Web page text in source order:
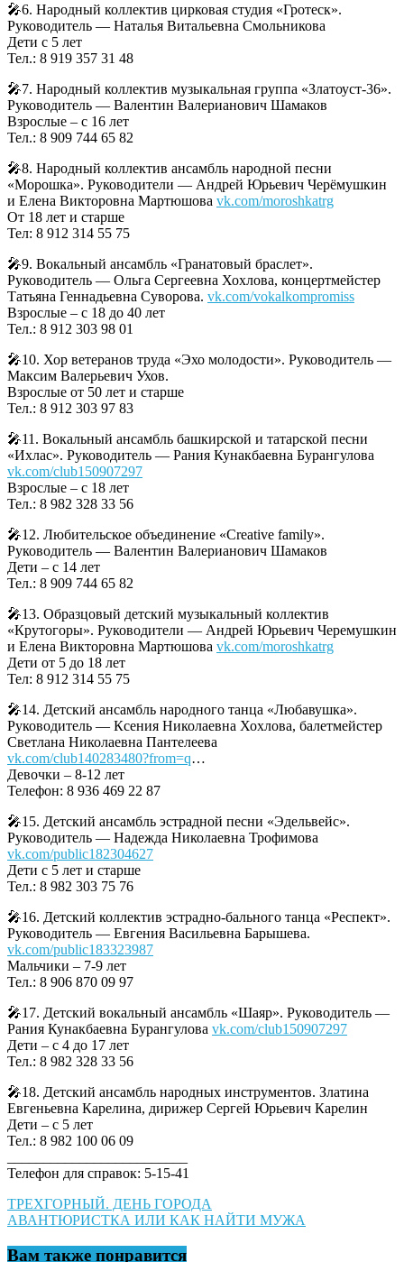
🎤6. Народный коллектив цирковая студия «Гротеск».
Руководитель — Наталья Витальевна Смольникова
Дети с 5 лет
Тел.: 8 919 357 31 48
🎤7. Народный коллектив музыкальная группа «Златоуст-36».
Руководитель — Валентин Валерианович Шамаков
Взрослые – с 16 лет
Тел.: 8 909 744 65 82
🎤8. Народный коллектив ансамбль народной песни
«Морошка». Руководители — Андрей Юрьевич Черёмушкин
и Елена Викторовна Мартюшова vk.com/moroshkatrg
От 18 лет и старше
Тел: 8 912 314 55 75
🎤9. Вокальный ансамбль «Гранатовый браслет».
Руководитель — Ольга Сергеевна Хохлова, концертмейстер
Татьяна Геннадьевна Суворова. vk.com/vokalkompromiss
Взрослые – с 18 до 40 лет
Тел.: 8 912 303 98 01
🎤10. Хор ветеранов труда «Эхо молодости». Руководитель —
Максим Валерьевич Ухов.
Взрослые от 50 лет и старше
Тел.: 8 912 303 97 83
🎤11. Вокальный ансамбль башкирской и татарской песни
«Ихлас». Руководитель — Рания Кунакбаевна Бурангулова
vk.com/club150907297
Взрослые – с 18 лет
Тел.: 8 982 328 33 56
🎤12. Любительское объединение «Creative family».
Руководитель — Валентин Валерианович Шамаков
Дети – с 14 лет
Тел.: 8 909 744 65 82
🎤13. Образцовый детский музыкальный коллектив
«Крутогоры». Руководители — Андрей Юрьевич Черемушкин
и Елена Викторовна Мартюшова vk.com/moroshkatrg
Дети от 5 до 18 лет
Тел: 8 912 314 55 75
🎤14. Детский ансамбль народного танца «Любавушка».
Руководитель — Ксения Николаевна Хохлова, балетмейстер
Светлана Николаевна Пантелеева
vk.com/club140283480?from=q…
Девочки – 8-12 лет
Телефон: 8 936 469 22 87
🎤15. Детский ансамбль эстрадной песни «Эдельвейс».
Руководитель — Надежда Николаевна Трофимова
vk.com/public182304627
Дети с 5 лет и старше
Тел.: 8 982 303 75 76
🎤16. Детский коллектив эстрадно-бального танца «Респект».
Руководитель — Евгения Васильевна Барышева.
vk.com/public183323987
Мальчики – 7-9 лет
Тел.: 8 906 870 09 97
🎤17. Детский вокальный ансамбль «Шаяр». Руководитель —
Рания Кунакбаевна Бурангулова vk.com/club150907297
Дети – с 4 до 17 лет
Тел.: 8 982 328 33 56
🎤18. Детский ансамбль народных инструментов. Златина
Евгеньевна Карелина, дирижер Сергей Юрьевич Карелин
Дети – с 5 лет
Тел.: 8 982 100 06 09
Телефон для справок: 5-15-41
Навигация
по
записям
ТРЕХГОРНЫЙ. ДЕНЬ ГОРОДА
АВАНТЮРИСТКА ИЛИ КАК НАЙТИ МУЖА
Вам также понравится